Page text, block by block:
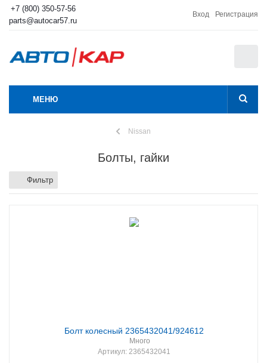
+7 (800) 350-57-56
parts@autocar57.ru
Вход Регистрация
МЕНЮ
Nissan
Болты, гайки
Фильтр
Болт колесный 2365432041/924612
Много
Артикул: 2365432041